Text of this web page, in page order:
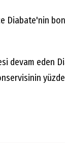
Diabate'nin
devam eden